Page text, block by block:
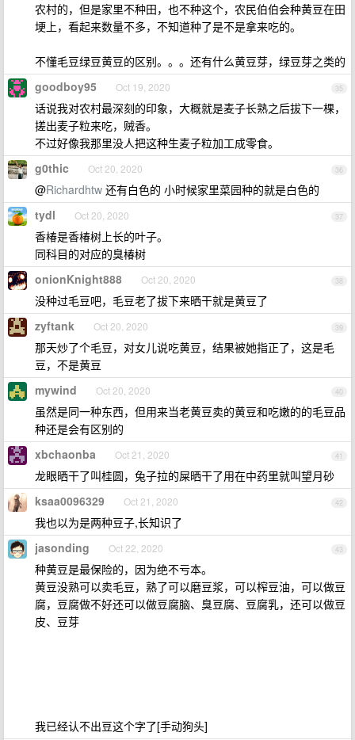
农村的，但是家里不种田，也不种这个，农民伯伯会种黄豆在田
埂上，看起来数量不多，不知道种了是不是拿来吃的。
不懂毛豆绿豆黄豆的区别。。。还有什么黄豆芽，绿豆芽之类的
35
goodboy95 Oct 19, 2020
话说我对农村最深刻的印象，大概就是麦子长熟之后拔下一棵，
搓出麦子粒来吃，贼香。
不过好像我那里没人把这种生麦子粒加工成零食。
36
g0thic Oct 20, 2020
@Richardhtw 还有白色的 小时候家里菜园种的就是白色的
37
tydl Oct 20, 2020
香椿是香椿树上长的叶子。
同科目的对应的臭椿树
38
onionKnight888 Oct 20, 2020
没种过毛豆吧，毛豆老了拔下来晒干就是黄豆了
39
zyftank Oct 20, 2020
那天炒了个毛豆，对女儿说吃黄豆，结果被她指正了，这是毛
豆，不是黄豆
40
mywind Oct 20, 2020
虽然是同一种东西，但用来当老黄豆卖的黄豆和吃嫩的的毛豆品
种还是会有区别的
41
xbchaonba Oct 21, 2020
龙眼晒干了叫桂圆，兔子拉的屎晒干了用在中药里就叫望月砂
42
ksaa0096329 Oct 21, 2020
我也以为是两种豆子,长知识了
43
jasonding Oct 22, 2020
种黄豆是最保险的，因为绝不亏本。
黄豆没熟可以卖毛豆，熟了可以磨豆浆，可以榨豆油，可以做豆
腐，豆腐做不好还可以做豆腐脑、臭豆腐、豆腐乳，还可以做豆
皮、豆芽
我已经认不出豆这个字了[手动狗头]